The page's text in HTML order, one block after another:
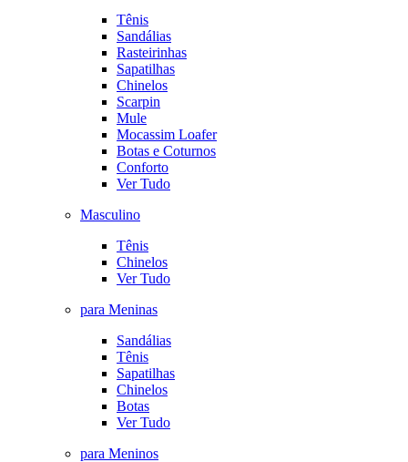
Tênis
Sandálias
Rasteirinhas
Sapatilhas
Chinelos
Scarpin
Mule
Mocassim Loafer
Botas e Coturnos
Conforto
Ver Tudo
Masculino
Tênis
Chinelos
Ver Tudo
para Meninas
Sandálias
Tênis
Sapatilhas
Chinelos
Botas
Ver Tudo
para Meninos